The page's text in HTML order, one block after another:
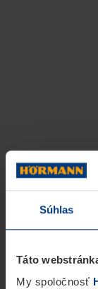
Súhlas
Táto
My spoločnosť